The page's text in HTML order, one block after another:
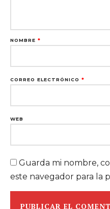
NOMBRE *
CORREO ELECTRÓNICO *
WEB
Guarda mi nombre,
este navegador para la